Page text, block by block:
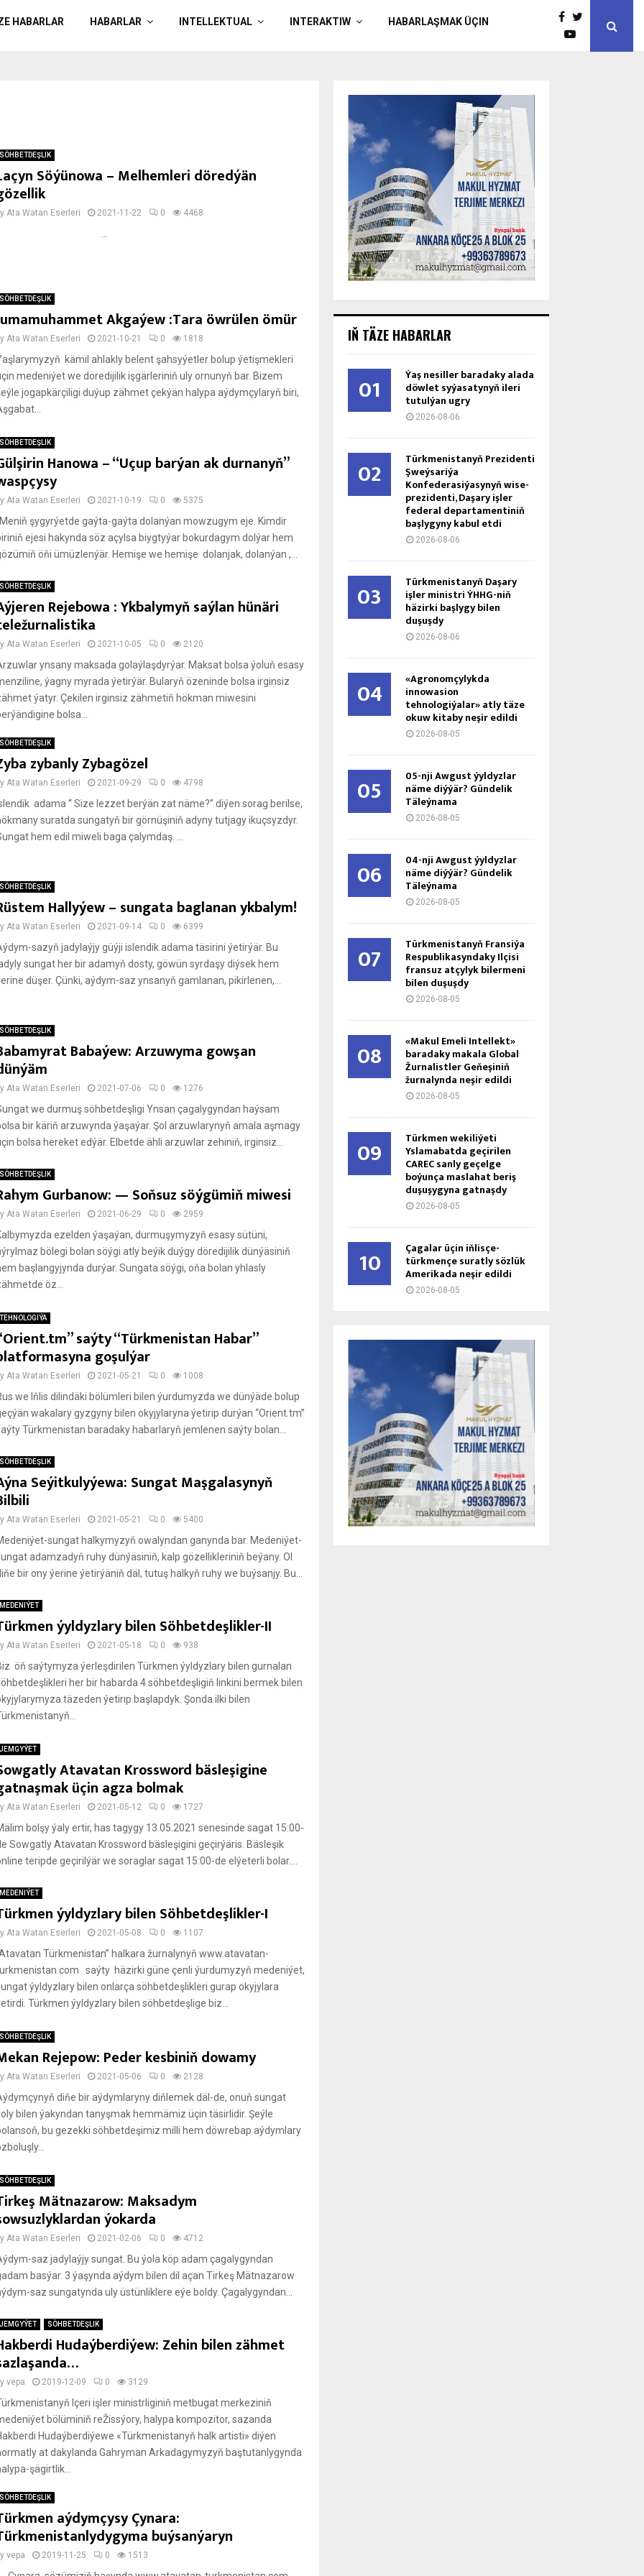
HABARLAR HABARLAR INTELLEKTUAL INTERAKTIW HABARLAŞMAK ÜÇIN
SÖHBETDEŞLIK
Söýünowa – Melhemleri döredýän
Ata Watan Eserleri 2021-11-22 0 4468
SÖHBETDEŞLIK
Akgaýew :Tara öwrülen ömür
Ata Watan Eserleri 2021-10-21 0 1818
kämil ahlakly belent şahsyýetler bolup ýetişmekleri
medeniýet we döredijilik işgärleriniň uly ornunyň bar. Bizem
jogapkärçiligi duýup zähmet çekýän halypa aýdymçylaryň biri,
SÖHBETDEŞLIK
Hanowa – “Uçup barýan ak durnanyň”
Ata Watan Eserleri 2021-10-19 0 5375
şygyrýetde gaýta-gaýta dolanýan mowzugym eje. Kimdir
ejesi hakynda söz açylsa biygtyýar bokurdagym dolýar hem
öňi ümüzlenýär. Hemişe we hemişe dolanjak, dolanýan ,...
SÖHBETDEŞLIK
Rejebowa : Ykbalymyň saýlan hünäri
Ata Watan Eserleri 2021-10-05 0 2120
ynsany maksada golaýlaşdyrýar. Maksat bolsa ýoluň esasy
ýagny myrada ýetirýär. Bularyň özeninde bolsa irginsiz
ýatyr. Çekilen irginsiz zähmetiň hökman miwesini
bolsa...
SÖHBETDEŞLIK
zybanly Zybagözel
Ata Watan Eserleri 2021-09-29 0 4798
adama “ Size lezzet berýän zat näme?” diýen sorag berilse,
suratda sungatyň bir görnüşiniň adyny tutjagy ikuçsyzdyr.
hem edil miweli baga çalymdaş. ...
SÖHBETDEŞLIK
Hallyýew – sungata baglanan ykbalym!
Ata Watan Eserleri 2021-09-14 0 6399
sazyň jadylaýjy güýji islendik adama täsirini ýetirýär. Bu
sungat her bir adamyň dosty, göwün syrdaşy diýsek hem
düşer. Çünki, aýdym-saz ynsanyň gamlanan, pikirlenen,...
SÖHBETDEŞLIK
Babaýew: Arzuwyma gowşan
Ata Watan Eserleri 2021-07-06 0 1276
we durmuş söhbetdeşligi Ynsan çagalygyndan haýsam
bir käriň arzuwynda ýaşaýar. Şol arzuwlarynyň amala aşmagy
bolsa hereket edýär. Elbetde ähli arzuwlar zehiniň, irginsiz...
SÖHBETDEŞLIK
Gurbanow: — Soňsuz söýgümiň miwesi
Ata Watan Eserleri 2021-06-29 0 2959
ezelden ýaşaýan, durmuşymyzyň esasy sütüni,
bölegi bolan söýgi atly beýik duýgy döredijilik dünýäsiniň
başlangyjynda durýar. Sungata söýgi, oňa bolan yhlasly
öz...
TEHNOLOGIÝA
saýty “Türkmenistan Habar”
goşulýar
Ata Watan Eserleri 2021-05-21 0 1008
we Iňlis dilindäki bölümleri bilen ýurdumyzda we dünýäde bolup
wakalary gyzgyny bilen okyjylaryna ýetirip durýan “Orient.tm”
Türkmenistan baradaky habarlaryň jemlenen saýty bolan...
SÖHBETDEŞLIK
Seýitkulyýewa: Sungat Maşgalasynyň
Ata Watan Eserleri 2021-05-21 0 5400
sungat halkymyzyň owalyndan ganynda bar. Medeniýet-
adamzadyň ruhy dünýäsiniň, kalp gözellikleriniň beýany. Ol
bir ony ýerine ýetirýäniň däl, tutuş halkyň ruhy we buýsanjy. Bu...
MEDENIÝET
ýyldyzlary bilen Söhbetdeşlikler-II
Ata Watan Eserleri 2021-05-18 0 938
öň saýtymyza ýerleşdirilen Türkmen ýyldyzlary bilen gurnalan
her bir habarda 4 söhbetdeşligiň linkini bermek bilen
täzeden ýetirıp başlapdyk. Şonda ilki bilen
JEMGYÝET
Atavatan Krossword bäsleşigine
üçin agza bolmak
Ata Watan Eserleri 2021-05-12 0 1727
bolşy ýaly ertir, has tagygy 13.05.2021 senesinde sagat 15:00-
Sowgatly Atavatan Krossword bäsleşigini geçirýäris. Bäsleşik
teripde geçirilýär we soraglar sagat 15:00-de elýeterli bolar....
MEDENIÝET
ýyldyzlary bilen Söhbetdeşlikler-I
Ata Watan Eserleri 2021-05-08 0 1107
Türkmenistan” halkara žurnalynyň www.atavatan-
saýty häzirki güne çenli ýurdumyzyň medeniýet,
ýyldyzlary bilen onlarça söhbetdeşlikleri gurap okyjylara
Türkmen ýyldyzlary bilen söhbetdeşlige biz...
SÖHBETDEŞLIK
Rejepow: Peder kesbiniň dowamy
Ata Watan Eserleri 2021-05-06 0 2128
diňe bir aýdymlaryny diňlemek däl-de, onuň sungat
bilen ýakyndan tanyşmak hemmämiz üçin täsirlidir. Şeýle
bu gezekki söhbetdeşimiz milli hem döwrebap aýdymlary
SÖHBETDEŞLIK
Mätnazarow: Maksadym
ýokarda
Ata Watan Eserleri 2021-02-06 0 4712
saz jadylaýjy sungat. Bu ýola köp adam çagalygyndan
basýar. 3 ýaşynda aýdym bilen dil açan Tirkeş Mätnazarow
saz sungatynda uly üstünliklere eýe boldy. Çagalygyndan...
JEMGYÝET SÖHBETDEŞLIK
Hudaýberdiýew: Zehin bilen zähmet
vepa 2019-12-09 0 3129
Içeri işler ministrliginiň metbugat merkeziniň
bölüminiň reŽissýory, halypa kompozitor, sazanda
Hudaýberdiýewe «Türkmenistanyň halk artisti» diýen
at dakylanda Gahryman Arkadagymyzyň baştutanlygynda
şägirtlik...
SÖHBETDEŞLIK
aýdymçysy Çynara:
buýsanýaryn
vepa 2019-11-25 0 1513
IŇ TÄZE HABARLAR
01 Ýaş ne­sil­ler ba­ra­da­ky ala­da
döw­let sy­ýa­sa­ty­nyň ile­ri
tu­tul­ýan ug­ry
2026-08-06
02 Türkmenistanyň Prezidenti
Şweýsariýa
Konfederasiýasynyň wise-
prezidenti, Daşary işler
federal departamentiniň
başlygyny kabul etdi
2026-08-06
03 Türkmenistanyň Daşary
işler ministri ÝHHG-niň
häzirki başlygy bilen
duşuşdy
2026-08-06
04 «Agronomçylykda
innowasion
tehnologiýalar» atly täze
okuw kitaby neşir edildi
2026-08-05
05 05-nji Awgust ýyldyzlar
näme diýýär? Gündelik
Täleýnama
2026-08-05
06 04-nji Awgust ýyldyzlar
näme diýýär? Gündelik
Täleýnama
2026-08-05
07 Türkmenistanyň Fransiýa
Respublikasyndaky Ilçisi
fransuz atçylyk bilermeni
bilen duşuşdy
2026-08-05
08 «Makul Emeli Intellekt»
baradaky makala Global
Žurnalistler Geňeşiniň
žurnalynda neşir edildi
2026-08-05
09 Türkmen wekiliýeti
Yslamabatda geçirilen
CAREC sanly geçelge
boýunça maslahat beriş
duşuşygyna gatnaşdy
2026-08-05
10 Çagalar üçin iňlisçe-
türkmençe suratly sözlük
Amerikada neşir edildi
2026-08-05